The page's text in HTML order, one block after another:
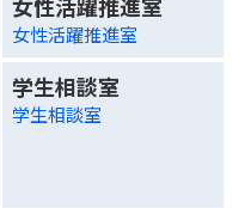
女性活躍推進室
学生相談室
学生相談室